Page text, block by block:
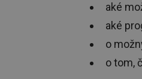
aké
aké
o
o tom,